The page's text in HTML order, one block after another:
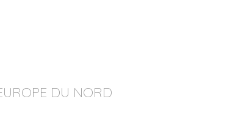
DU NORD